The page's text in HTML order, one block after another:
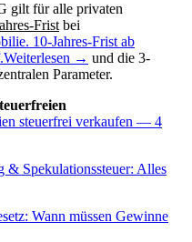
gilt für alle privaten
Frist bei
10-Jahres-Frist ab
Weiterlesen → und die 3-
Parameter.
steuerfrei verkaufen — 4
& Spekulationssteuer: Alles
Wann müssen Gewinne